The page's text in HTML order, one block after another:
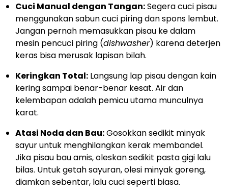
Cuci Manual dengan Tangan:Segera cuci pisau
menggunakan sabun cuci piring dan spons lembut.
Jangan pernah memasukkan pisau ke dalam
mesin pencuci piring (dishwasher) karena deterjen
keras bisa merusak lapisan bilah.
Keringkan Total: Langsung lap pisau dengan kain
kering sampai benar-benar kesat. Air dan
kelembapan adalah pemicu utama munculnya
karat.
Atasi Noda dan Bau:Gosokkan sedikit minyak
sayur untuk menghilangkan kerak membandel.
Jika pisau bau amis, oleskan sedikit pasta gigi lalu
bilas. Untuk getah sayuran, olesi minyak goreng,
diamkan sebentar, lalu cuci seperti biasa.